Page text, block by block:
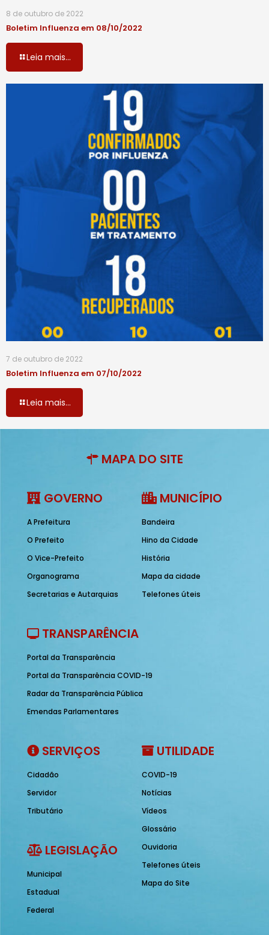
8 de outubro de 2022
Boletim Influenza em 08/10/2022
Leia mais...
7 de outubro de 2022
Boletim Influenza em 07/10/2022
Leia mais...
MAPA DO SITE
GOVERNO
A Prefeitura
O Prefeito
O Vice-Prefeito
Organograma
Secretarias e Autarquias
MUNICÍPIO
Bandeira
Hino da Cidade
História
Mapa da cidade
Telefones úteis
TRANSPARÊNCIA
Portal da Transparência
Portal da Transparência COVID-19
Radar da Transparência Pública
Emendas Parlamentares
SERVIÇOS
Cidadão
Servidor
Tributário
LEGISLAÇÃO
Municipal
Estadual
Federal
UTILIDADE
COVID-19
Notícias
Vídeos
Glossário
Ouvidoria
Telefones úteis
Mapa do Site